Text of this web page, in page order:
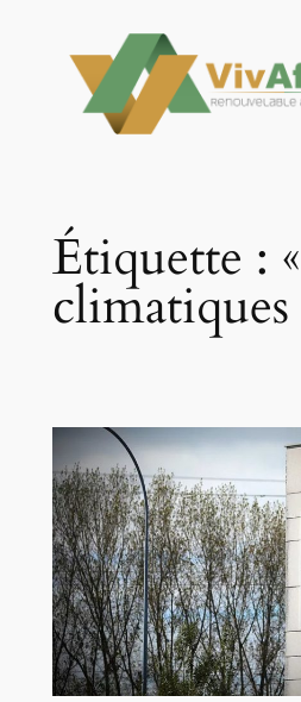
contenu
Étiquette :
climatiques